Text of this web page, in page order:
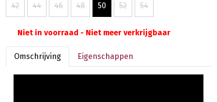
42 44 46 48 50 52 54
Niet in voorraad - Niet meer verkrijgbaar
Omschrijving Eigenschappen